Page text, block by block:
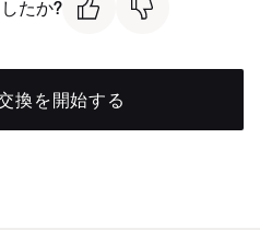
たか?
換を開始する